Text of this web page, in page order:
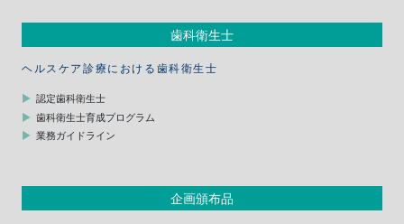
歯科衛生士
ヘルスケア診療における歯科衛生士
認定歯科衛生士
歯科衛生士育成プログラム
業務ガイドライン
企画頒布品